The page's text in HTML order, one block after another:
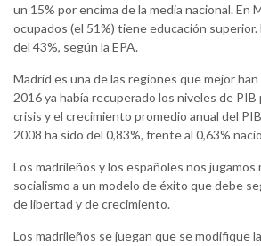
un 15% por encima de la media nacional. En
ocupados (el 51%) tiene educación superior.
del 43%, según la EPA.
Madrid es una de las regiones que mejor han
2016 ya había recuperado los niveles de PIB
crisis y el crecimiento promedio anual del
2008 ha sido del 0,83%, frente al 0,63%
Los madrileños y los españoles nos jugamos
socialismo a un modelo de éxito que debe
de libertad y de crecimiento.
Los madrileños se juegan que se modifique